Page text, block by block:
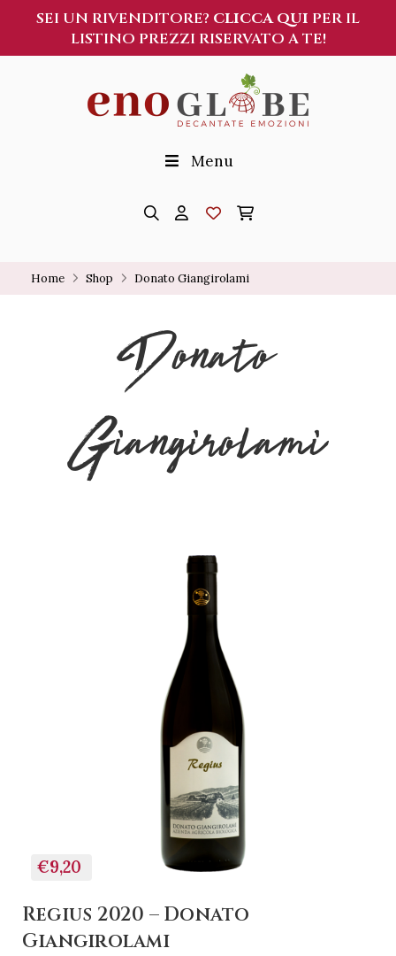
SEI UN RIVENDITORE? CLICCA QUI PER IL
LISTINO PREZZI RISERVATO A TE!
Menu
Home Shop Donato Giangirolami
Donato
Giangirolami
€9,20
+ AGGIUNGI AL
CARRELLO
Regius 2020 – Donato
Giangirolami